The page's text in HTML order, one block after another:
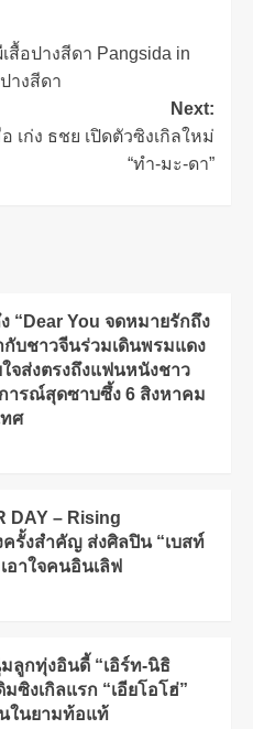
สื้อปางสีดา Pangsida in
างสีดา
Next:
อ เก่ง ธชย เปิดตัวซิงเกิลใหม่
“ทำ-มะ-ดา”
“Dear You จดหมายรักถึง
บชาวจีนร่วมเดินพรมแดง
จส่งตรงถึงแฟนหนังชาว
ารณ์สุดซาบซึ้ง 6 สิงหาคม
ศ
DAY – Rising
รั้งสำคัญ ส่งศิลปิน “เบสท์
อาใจคนอินเลิฟ
ลูกทุ่งอินดี้ “เอิร์ท-นิธิ
ซิงเกิลแรก “เอียโอโฮ่”
ในยามท้อแท้